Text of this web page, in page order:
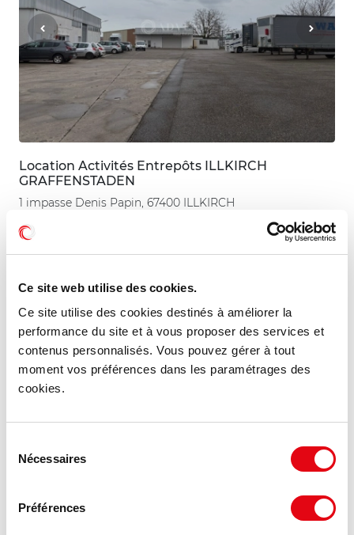
Ce site web utilise des cookies.
Ce site utilise des cookies destinés à améliorer la
performance du site et à vous proposer des services et
contenus personnalisés. Vous pouvez gérer à tout
moment vos préférences dans les paramétrages des
cookies.
Nécessaires
Préférences
Location Activités Entrepôts ILLKIRCH
GRAFFENSTADEN
1 impasse Denis Papin, 67400 ILLKIRCH
Divisible dès 482 m²
MIS À JOUR